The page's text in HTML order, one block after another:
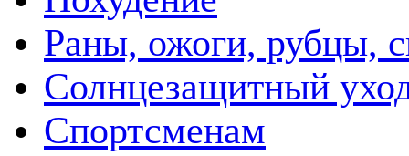
Раны, ожоги, рубцы,
Солнцезащитный
Спортсменам